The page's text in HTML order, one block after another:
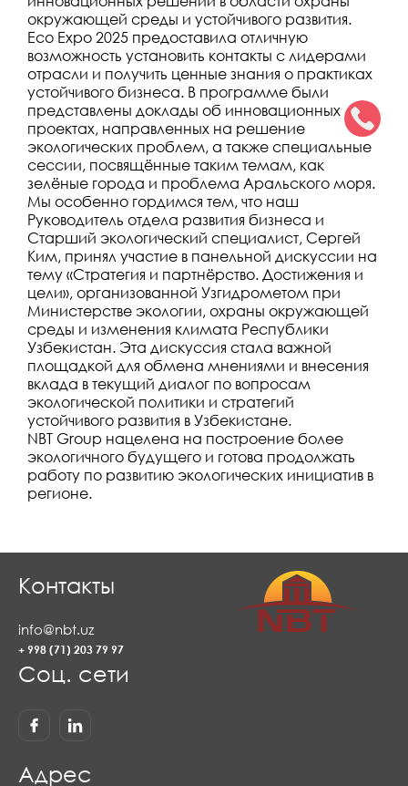
окружающей среды и устойчивого развития.
Eco Expo 2025 предоставила отличную
возможность установить контакты с лидерами
отрасли и получить ценные знания о практиках
устойчивого бизнеса. В программе были
представлены доклады об инновационных
проектах, направленных на решение
экологических проблем, а также специальные
сессии, посвящённые таким темам, как
зелёные города и проблема Аральского моря.
Мы особенно гордимся тем, что наш
Руководитель отдела развития бизнеса и
Старший экологический специалист, Сергей
Ким, принял участие в панельной дискуссии на
тему «Стратегия и партнёрство. Достижения и
цели», организованной Узгидрометом при
Министерстве экологии, охраны окружающей
среды и изменения климата Республики
Узбекистан. Эта дискуссия стала важной
площадкой для обмена мнениями и внесения
вклада в текущий диалог по вопросам
экологической политики и стратегий
устойчивого развития в Узбекистане.
NBT Group нацелена на построение более
экологичного будущего и готова продолжать
работу по развитию экологических инициатив в
регионе.
Контакты
info@nbt.uz
+ 998 (71) 203 79 97
Соц. сети
Адрес